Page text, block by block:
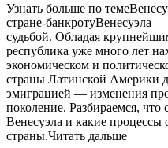
Узнать больше по
стране-банкротуВенесуэла —
судьбой. Обладая
республика уже много лет
экономическом и
страны Латинской Америки
эмиграцией — изменения
поколение. Разбираемся, что
Венесуэла и какие процессы
страны.Читать дальше